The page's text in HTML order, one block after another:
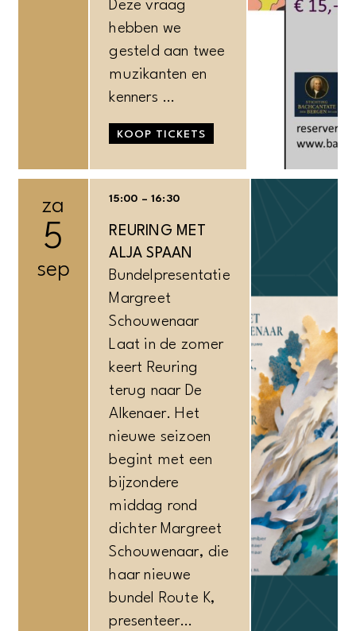
Deze vraag
hebben we
gesteld aan twee
muzikanten en
kenners …
KOOP TICKETS
za
5
sep
15:00 – 16:30
REURING MET
ALJA SPAAN
Bundelpresentatie
Margreet
Schouwenaar
Laat in de zomer
keert Reuring
terug naar De
Alkenaer. Het
nieuwe seizoen
begint met een
bijzondere
middag rond
dichter Margreet
Schouwenaar, die
haar nieuwe
bundel Route K,
presenteer…